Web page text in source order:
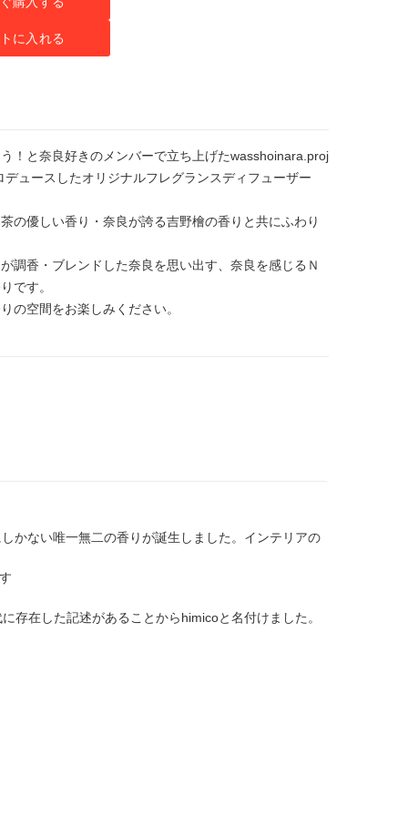
に入れる
！と奈良好きのメンバーで立ち上げたwasshoinara.proj
ュースしたオリジナルフレグランスディフューザー
の優しい香り・奈良が誇る吉野檜の香りと共にふわり
調香・ブレンドした奈良を思い出す、奈良を感じるＮ
です。
の空間をお楽しみください。
かない唯一無二の香りが誕生しました。インテリアの
存在した記述があることからhimicoと名付けました。